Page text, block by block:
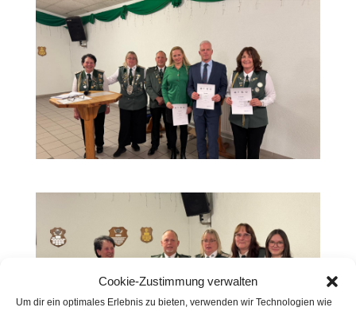
Cookie-Zustimmung verwalten
Um dir ein optimales Erlebnis zu bieten, verwenden wir Technologien wie